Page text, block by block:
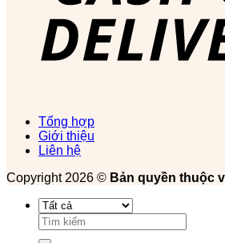
Tổng hợp
Giới thiệu
Liên hệ
Copyright 2026 © Bản quyền thuộc
Tìm
kiếm: